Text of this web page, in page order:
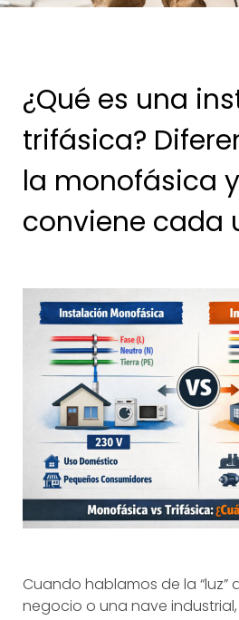
¿Qué es una
trifásica?
la monofásica
conviene cada
Cuando hablamos de la “luz”
negocio o una nave